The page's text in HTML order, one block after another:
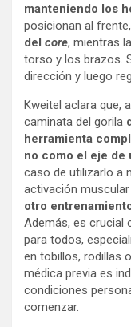
manteniendo los
posicionan al
del core, mientras
torso y los brazos.
dirección y luego
Kweitel aclara que,
caminata del gorila
herramienta
no como el eje de
caso de utilizarlo a
activación muscular
otro
Además, es crucial
para todos,
en tobillos, rodillas
médica previa es
condiciones
comenzar.